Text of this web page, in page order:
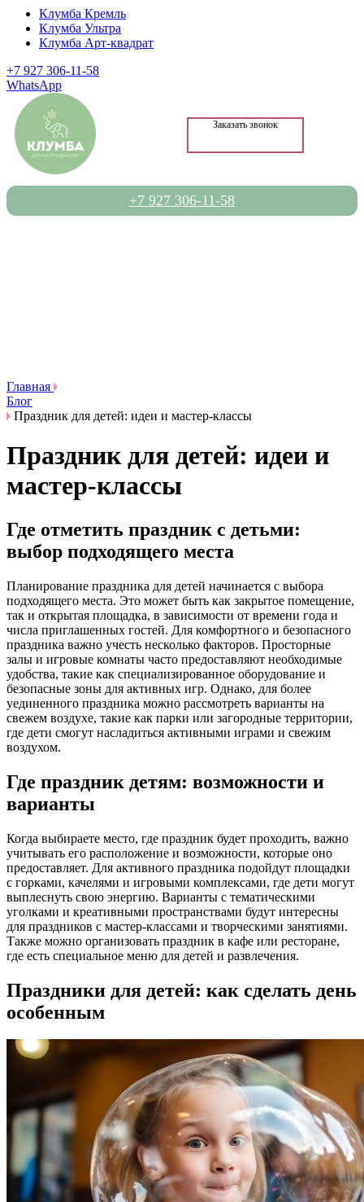
Клумба Кремль
Клумба Ультра
Клумба Арт-квадрат
+7 927 306-11-58
WhatsApp
Заказать звонок
+7 927 306-11-58
Главная
Блог
Праздник для детей: идеи и мастер-классы
Праздник для детей: идеи и
мастер-классы
Где отметить праздник с детьми:
выбор подходящего места
Планирование праздника для детей начинается с выбора
подходящего места. Это может быть как закрытое помещение,
так и открытая площадка, в зависимости от времени года и
числа приглашенных гостей. Для комфортного и безопасного
праздника важно учесть несколько факторов. Просторные
залы и игровые комнаты часто предоставляют необходимые
удобства, такие как специализированное оборудование и
безопасные зоны для активных игр. Однако, для более
уединенного праздника можно рассмотреть варианты на
свежем воздухе, такие как парки или загородные территории,
где дети смогут насладиться активными играми и свежим
воздухом.
Где праздник детям: возможности и
варианты
Когда выбираете место, где праздник будет проходить, важно
учитывать его расположение и возможности, которые оно
предоставляет. Для активного праздника подойдут площадки
с горками, качелями и игровыми комплексами, где дети могут
выплеснуть свою энергию. Варианты с тематическими
уголками и креативными пространствами будут интересны
для праздников с мастер-классами и творческими занятиями.
Также можно организовать праздник в кафе или ресторане,
где есть специальное меню для детей и развлечения.
Праздники для детей: как сделать день
особенным